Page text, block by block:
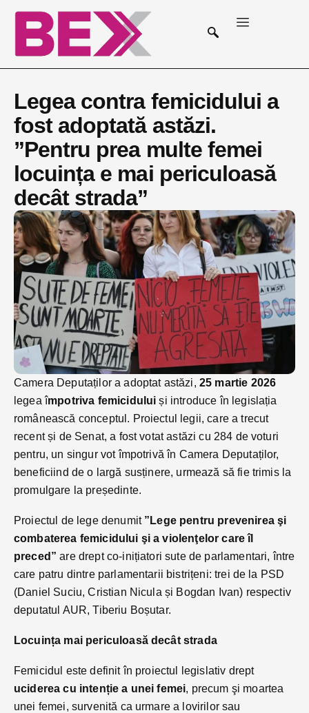
Legea contra femicidului a
fost adoptată astăzi.
”Pentru prea multe femei
locuința e mai periculoasă
decât strada”
Camera Deputaților a adoptat astăzi, 25 martie 2026
legea împotriva femicidului și introduce în legislația
românească conceptul. Proiectul legii, care a trecut
recent și de Senat, a fost votat astăzi cu 284 de voturi
pentru, un singur vot împotrivă în Camera Deputaților,
beneficiind de o largă susținere, urmează să fie trimis la
promulgare la președinte.
Proiectul de lege denumit ”Lege pentru prevenirea şi
combaterea femicidului şi a violenţelor care îl
preced” are drept co-inițiatori sute de parlamentari, între
care patru dintre parlamentarii bistrițeni: trei de la PSD
(Daniel Suciu, Cristian Nicula și Bogdan Ivan) respectiv
deputatul AUR, Tiberiu Boșutar.
Locuința mai periculoasă decât strada
Femicidul este definit în proiectul legislativ drept
uciderea cu intenție a unei femei, precum şi moartea
unei femei, survenită ca urmare a lovirilor sau